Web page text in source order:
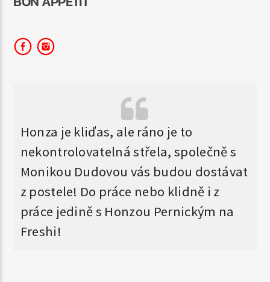
AKTUÁLNÍ POŘAD
64Kbps AAC
128Kbps MP3
Honza je kliďas, ale ráno je to
nekontrolovatelná střela, společně s
Monikou Dudovou vás budou dostávat
z postele! Do práce nebo klidně i z
práce jedině s Honzou Pernickým na
Freshi!